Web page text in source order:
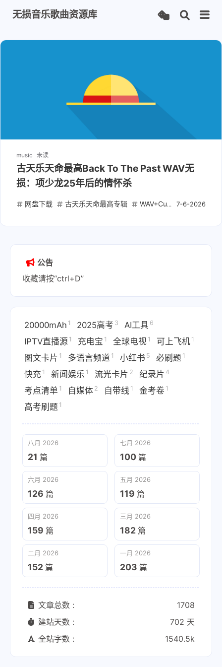
无损音乐歌曲资源库
music 未读
古天乐天命最高Back To The Past WAV无
损：项少龙25年后的情怀杀
7-6-2026
网盘下载 古天乐天命最高专辑 WAV+Cue无损下载
公告
收藏请按“ctrl+D”
20000mAh 1 2025高考 3 AI工具 6
IPTV直播源 1 充电宝 1 全球电视 1 可上飞机 1
图文卡片 1 多语言频道 1 小红书 5 必刷题 1
快充 1 新闻娱乐 1 流光卡片 2 纪录片 4
考点清单 1 自媒体 2 自带线 1 金考卷 1
高考刷题 1
八月 2026
21 篇
七月 2026
100 篇
六月 2026
126 篇
五月 2026
119 篇
四月 2026
159 篇
三月 2026
182 篇
二月 2026
152 篇
一月 2026
203 篇
文章总数 :
1708
建站天数 :
702 天
全站字数 :
1540.5k